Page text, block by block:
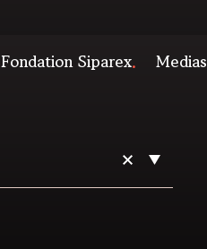
Fondation Siparex Medias